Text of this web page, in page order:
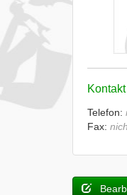
Kontakt
Telefon:
Fax: